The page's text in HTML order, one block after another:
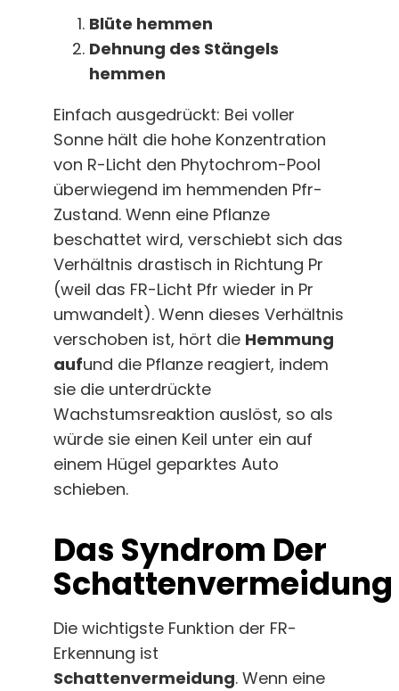
Blüte hemmen
Dehnung des Stängels
hemmen
Einfach ausgedrückt: Bei voller
Sonne hält die hohe Konzentration
von R-Licht den Phytochrom-Pool
überwiegend im hemmenden Pfr-
Zustand. Wenn eine Pflanze
beschattet wird, verschiebt sich das
Verhältnis drastisch in Richtung Pr
(weil das FR-Licht Pfr wieder in Pr
umwandelt). Wenn dieses Verhältnis
verschoben ist, hört die Hemmung
aufund die Pflanze reagiert, indem
sie die unterdrückte
Wachstumsreaktion auslöst, so als
würde sie einen Keil unter ein auf
einem Hügel geparktes Auto
schieben.
Das Syndrom Der
Schattenvermeidung
Die wichtigste Funktion der FR-
Erkennung ist
Schattenvermeidung. Wenn eine